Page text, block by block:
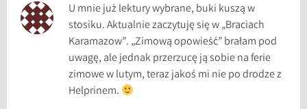
U mnie już lektury wybrane, buki kuszą w
stosiku. Aktualnie zaczytuję się w „Braciach
Karamazow”. „Zimową opowieść” brałam pod
uwagę, ale jednak przerzucę ją sobie na ferie
zimowe w lutym, teraz jakoś mi nie po drodze z
Helprinem.